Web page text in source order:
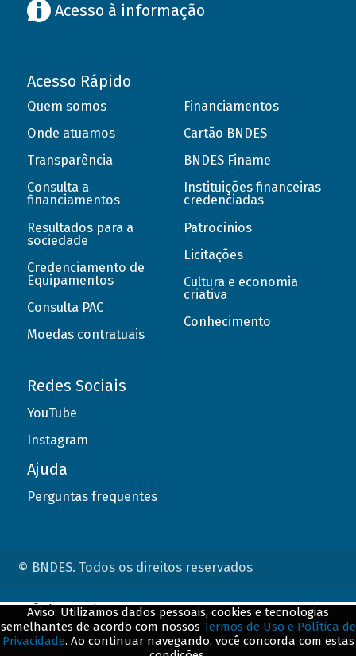
Acesso à informação
Acesso Rápido
Quem somos
Onde atuamos
Transparência
Consulta a
financiamentos
Resultados para a
sociedade
Credenciamento de
Equipamentos
Consulta PAC
Moedas contratuais
Financiamentos
Cartão BNDES
BNDES Finame
Instituições financeiras
credenciadas
Patrocínios
Licitações
Cultura e economia
criativa
Conhecimento
Redes Sociais
YouTube
Instagram
Ajuda
Perguntas frequentes
© BNDES. Todos os direitos reservados
Aviso: Utilizamos dados pessoais, cookies e tecnologias
semelhantes de acordo com nossos Termos de Uso e Política de
Privacidade. Ao continuar navegando, você concorda com estas
ConteÃºdo complementar
${title}${badge}